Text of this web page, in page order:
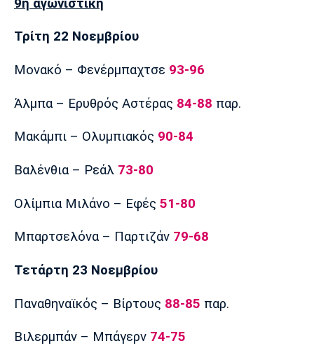
9η αγωνιστική
Τρίτη 22 Νοεμβρίου
Μονακό – Φενέρμπαχτσε 93-96
Άλμπα – Ερυθρός Αστέρας 84-88 παρ.
Μακάμπι – Ολυμπιακός 90-84
Βαλένθια – Ρεάλ 73-80
Ολίμπια Μιλάνο – Εφές 51-80
Μπαρτσελόνα – Παρτιζάν 79-68
Τετάρτη 23 Νοεμβρίου
Παναθηναϊκός – Βίρτους 88-85 παρ.
Βιλερμπάν – Μπάγερν 74-75